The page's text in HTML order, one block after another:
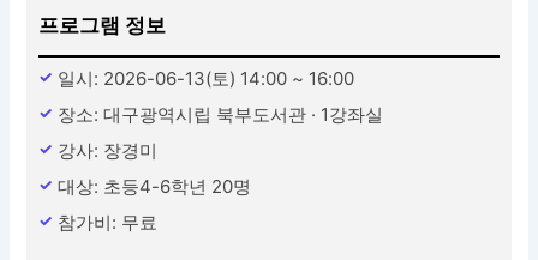
프로그램 정보
일시: 2026-06-13(토) 14:00 ~ 16:00
장소: 대구광역시립 북부도서관 · 1강좌실
강사: 장경미
대상: 초등4-6학년 20명
참가비: 무료